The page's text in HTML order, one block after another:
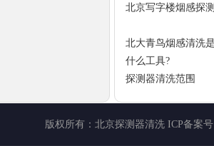
北京写字楼烟感探
北大青鸟烟感清洗
什么工具?
探测器清洗范围
版权所有： 北京探测器清洗ICP备案